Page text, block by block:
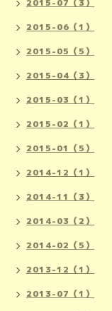
2015-07（3）
2015-06（1）
2015-05（5）
2015-04（3）
2015-03（1）
2015-02（1）
2015-01（5）
2014-12（1）
2014-11（3）
2014-03（2）
2014-02（5）
2013-12（1）
2013-07（1）